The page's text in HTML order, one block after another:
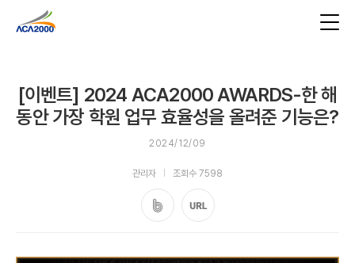
[이벤트] 2024 ACA2000 AWARDS-한 해
동안 가장 학원 업무 효율성을 올려준 기능은?
2024/12/09
관리자 조회수 7598